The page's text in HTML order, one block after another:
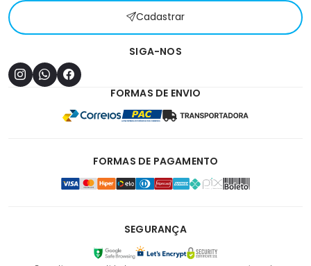
Cadastrar
SIGA-NOS
FORMAS DE ENVIO
FORMAS DE PAGAMENTO
SEGURANÇA